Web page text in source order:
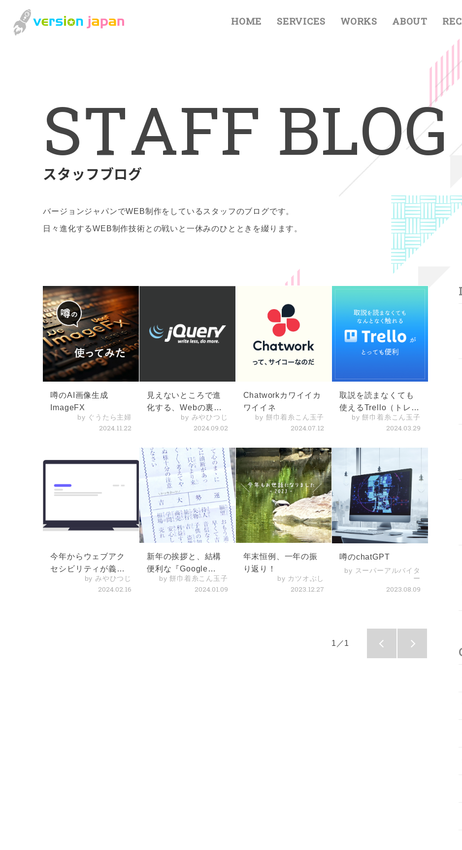
HOME SERVICES WORKS ABOUT
STAFF BLOG
スタッフブログ
バージョンジャパンでWEB制作をしているスタッフのブログです。
日々進化するWEB制作技術との戦いと一休みのひとときを綴ります。
噂のAI画像生成
ImageFX
by ぐうたら主婦
2024.11.22
見えないところで進
化する、Webの裏側
by みやひつじ
2024.09.02
Chatworkカワイイカ
ワイイネ
by 餅巾着糸こん玉子
2024.07.12
取説を読まなくても
使えるTrello（トレ
ロ）のタスク管理が
たのしくて楽
by 餅巾着糸こん玉子
2024.03.29
今年からウェブアク
セシビリティが義務
化される話by みやひつじ
2024.02.16
新年の挨拶と、結構
便利な『Google
Trends』のお話
by 餅巾着糸こん玉子
2024.01.09
年末恒例、一年の振
り返り！
by カツオぶし
2023.12.27
噂のchatGPT
by スーパーアルバイタ
ー
2023.08.09
1／1